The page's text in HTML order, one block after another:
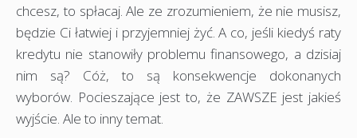
chcesz, to spłacaj. Ale ze zrozumieniem, że nie musisz,
będzie Ci łatwiej i przyjemniej żyć. A co, jeśli kiedyś raty
kredytu nie stanowiły problemu finansowego, a dzisiaj
nim są? Cóż, to są konsekwencje dokonanych
wyborów. Pocieszające jest to, że ZAWSZE jest jakieś
wyjście. Ale to inny temat.